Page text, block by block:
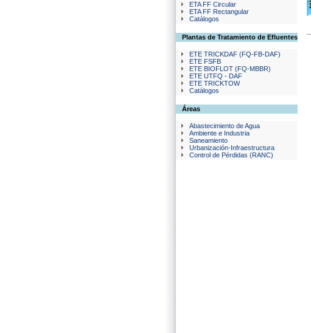
ETA FF Circular
ETA FF Rectangular
Catálogos
Plantas de Tratamiento de Efluentes
ETE TRICKDAF (FQ-FB-DAF)
ETE FSFB
ETE BIOFLOT (FQ-MBBR)
ETE UTFQ - DAF
ETE TRICKTOW
Catálogos
Áreas
Abastecimiento de Agua
Ambiente e Industria
Saneamiento
Urbanización-Infraestructura
Control de Pérdidas (RANC)